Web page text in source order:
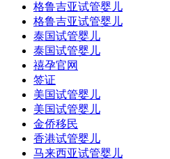
格鲁吉亚试管婴儿
格鲁吉亚试管婴儿
泰国试管婴儿
泰国试管婴儿
禧孕官网
签证
美国试管婴儿
美国试管婴儿
金侨移民
香港试管婴儿
马来西亚试管婴儿